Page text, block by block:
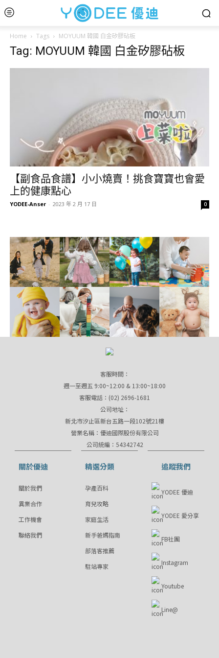
Home Tags MOYUUM 韓國 白金矽膠砧板
Tag: MOYUUM 韓國 白金矽膠砧板
【副食品食譜】小小燒賣！挑食寶寶也會愛
上的健康點心
YODEE-Anser - 2023 年 2 月 17 日 0
客服時間：
週一至週五 9:00~12:00 & 13:00~18:00
客服電話：(02) 2696-1681
公司地址：
新北市汐止區新台五路一段102號21樓
營業名稱：優迪國際股份有限公司
公司統編：54342742
關於優迪
關於我們
異業合作
工作機會
聯絡我們
精選分類
孕產百科
育兒攻略
家庭生活
新手爸媽指南
部落客推薦
駐站專家
追蹤我們
YODEE 優迪
YODEE 愛分享
FB社團
Instagram
Youtube
Line@